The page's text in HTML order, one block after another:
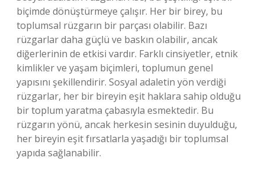
biçimde dönüştürmeye çalışır. Her bir birey, bu
toplumsal rüzgarın bir parçası olabilir. Bazı
rüzgarlar daha güçlü ve baskın olabilir, ancak
diğerlerinin de etkisi vardır. Farklı cinsiyetler, etnik
kimlikler ve yaşam biçimleri, toplumun genel
yapısını şekillendirir. Sosyal adaletin yön verdiği
rüzgarlar, her bir bireyin eşit haklara sahip olduğu
bir toplum yaratma çabasıyla esmektedir. Bu
rüzgarın yönü, ancak herkesin sesinin duyulduğu,
her bireyin eşit fırsatlarla yaşadığı bir toplumsal
yapıda sağlanabilir.